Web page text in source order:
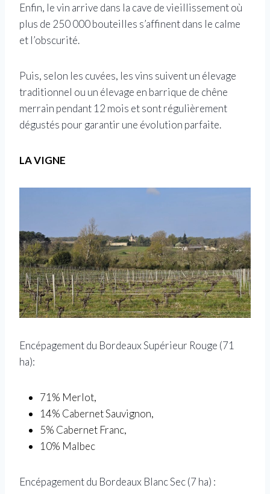
Enfin, le vin arrive dans la cave de vieillissement où
plus de 250 000 bouteilles s’affinent dans le calme
et l’obscurité.
Puis, selon les cuvées, les vins suivent un élevage
traditionnel ou un élevage en barrique de chêne
merrain pendant 12 mois et sont régulièrement
dégustés pour garantir une évolution parfaite.
LA VIGNE
Encépagement du Bordeaux Supérieur Rouge (71
ha):
71% Merlot,
14% Cabernet Sauvignon,
5% Cabernet Franc,
10% Malbec
Encépagement du Bordeaux Blanc Sec (7 ha) :